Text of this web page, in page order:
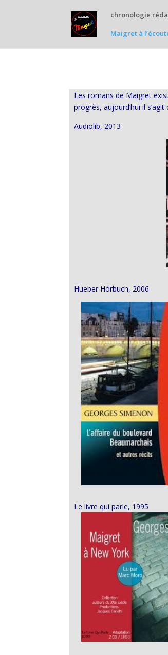
chronologie
Maigret à
Les romans de Maigret
progrès, aujourd’hui il
Audiolib, 2013
Hueber Hörbuch, 2006
Le livre qui parle, 1995